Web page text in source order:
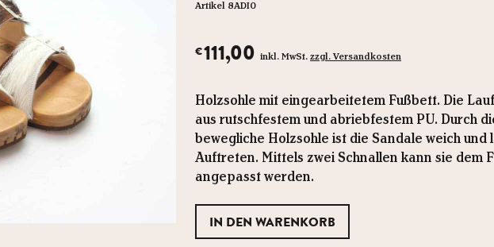
Artikel 8ADI0
€111,00 inkl. MwSt. zzgl. Versandkosten
Holzsohle mit eingearbeitetem Fußbett. Die
aus rutschfestem und abriebfestem PU. Durch
bewegliche Holzsohle ist die Sandale weich und
Auftreten. Mittels zwei Schnallen kann sie dem
angepasst werden.